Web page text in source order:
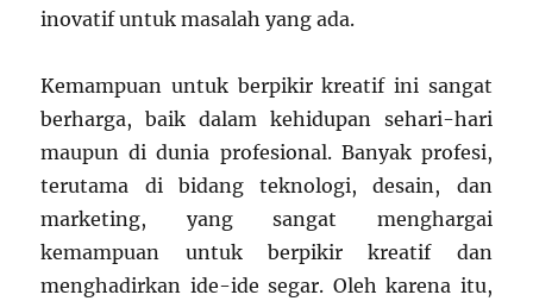
inovatif untuk masalah yang ada.
Kemampuan untuk berpikir kreatif ini sangat
berharga, baik dalam kehidupan sehari-hari
maupun di dunia profesional. Banyak profesi,
terutama di bidang teknologi, desain, dan
marketing, yang sangat menghargai
kemampuan untuk berpikir kreatif dan
menghadirkan ide-ide segar. Oleh karena itu,